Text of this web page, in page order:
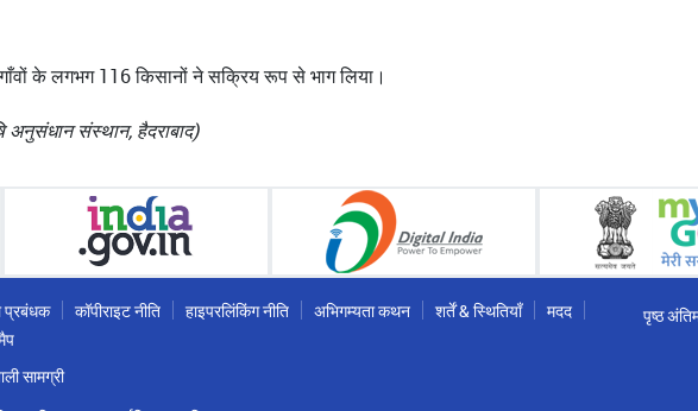
के लगभग 116 किसानों ने सक्रिय रूप से भाग लिया।
अनुसंधान संस्थान, हैदराबाद)
प्रबंधक कॉपीराइट नीति हाइपरलिंकिंग नीति अभिगम्यता कथन शर्तें & स्थितियाँ
मदद
सामग्री
पृष्ठ